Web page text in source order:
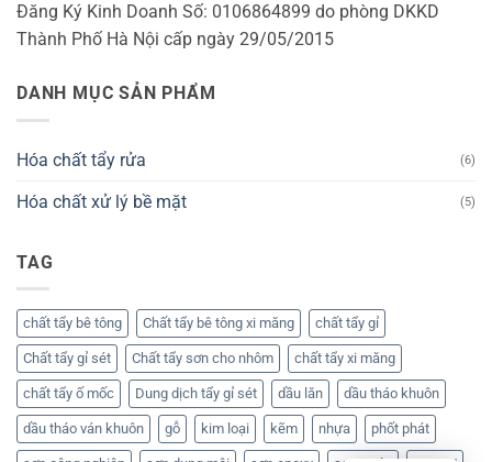
Đăng Ký Kinh Doanh Số: 0106864899 do phòng DKKD
Thành Phố Hà Nội cấp ngày 29/05/2015
DANH MỤC SẢN PHẨM
Hóa chất tẩy rửa (6)
Hóa chất xử lý bề mặt (5)
TAG
chất tẩy bê tông Chất tẩy bê tông xi măng chất tẩy gỉ
Chất tẩy gỉ sét Chất tẩy sơn cho nhôm chất tẩy xi măng
chất tẩy ố mốc Dung dịch tẩy gỉ sét dầu lăn dầu tháo khuôn
dầu tháo ván khuôn gỗ kim loại kẽm nhựa phốt phát